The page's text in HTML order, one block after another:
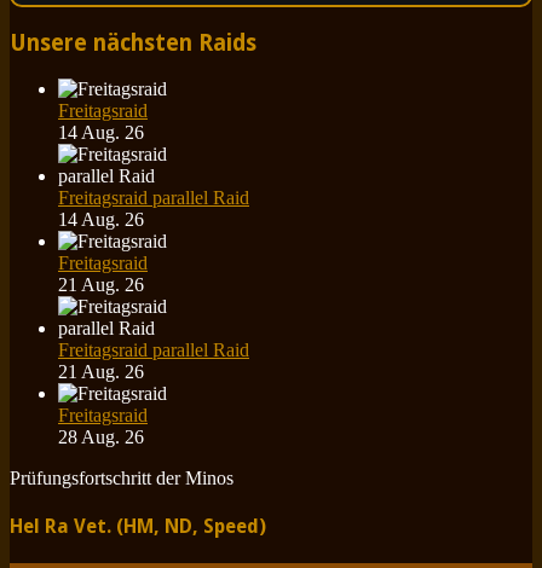
Unsere nächsten Raids
Freitagsraid
14 Aug. 26
Freitagsraid parallel Raid
14 Aug. 26
Freitagsraid
21 Aug. 26
Freitagsraid parallel Raid
21 Aug. 26
Freitagsraid
28 Aug. 26
Prüfungsfortschritt der Minos
Hel Ra Vet. (HM, ND, Speed)